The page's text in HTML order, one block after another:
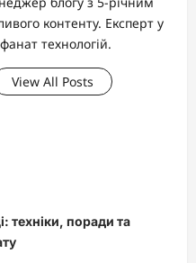
контенту. Експерт у
технологій.
View All Posts
техніки, поради та